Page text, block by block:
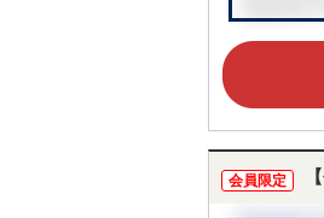
会員限定